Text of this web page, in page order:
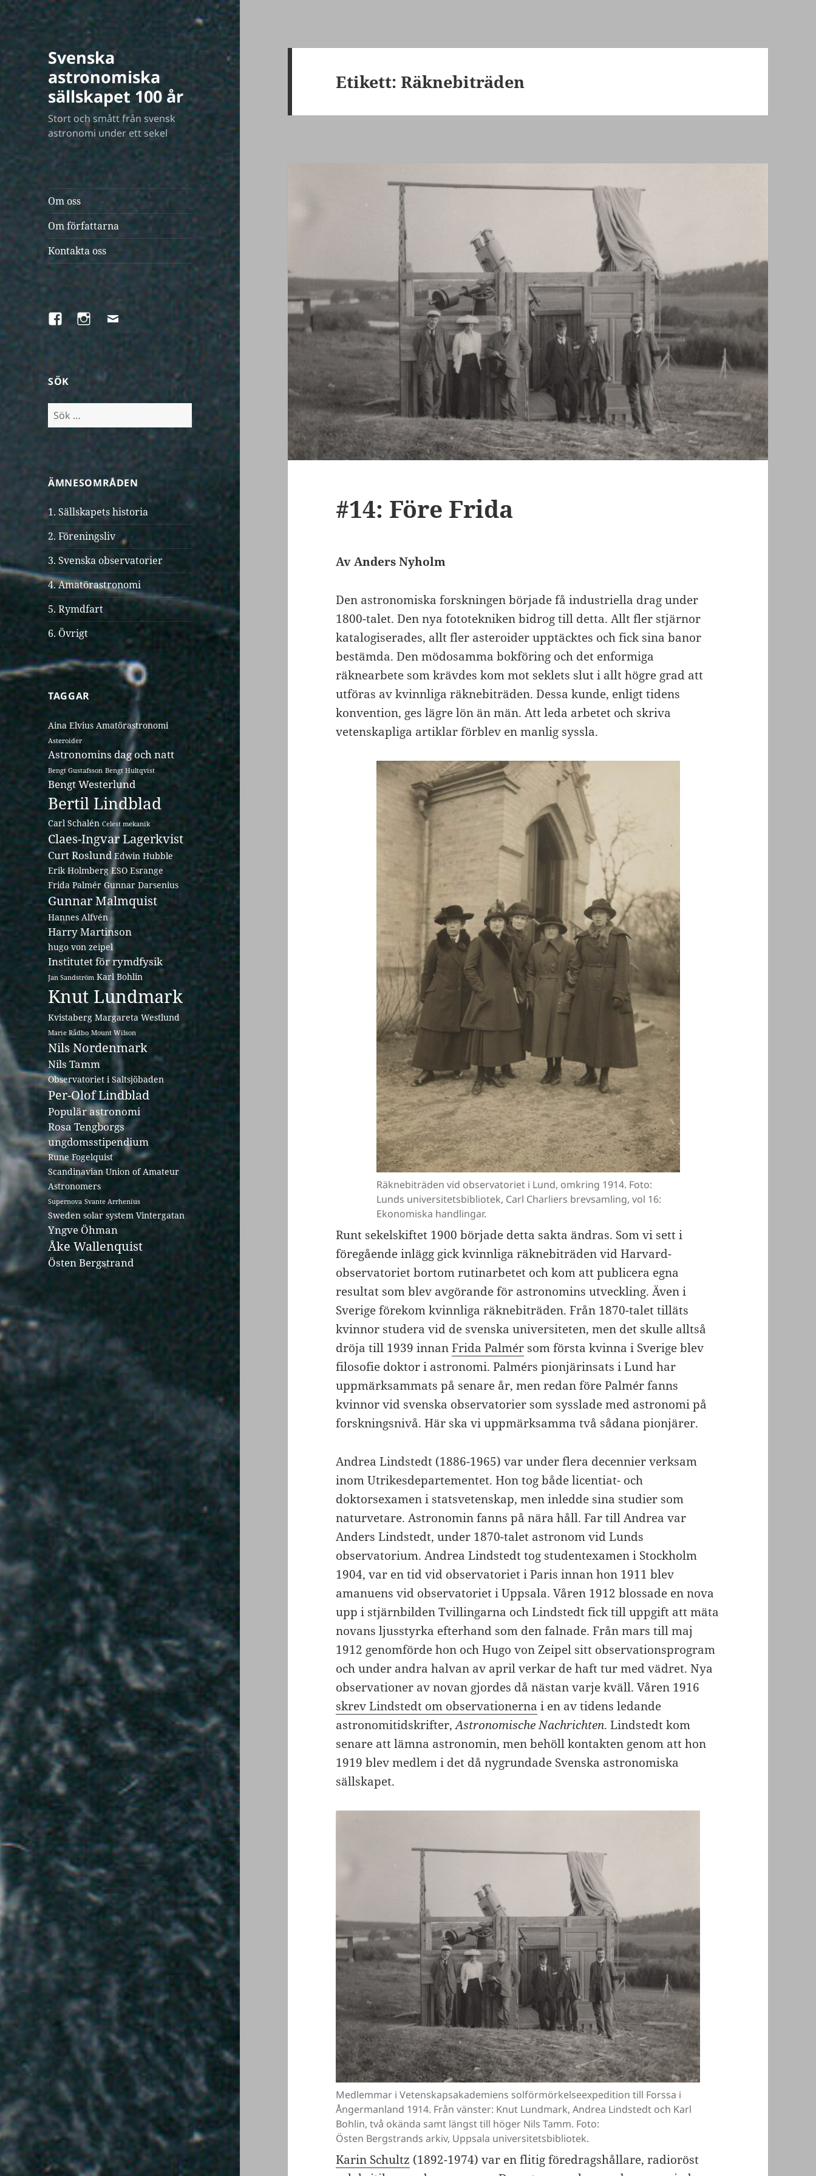
Svenska
astronomiska
sällskapet 100 år
Stort och smått från svensk
astronomi under ett sekel
Om oss
Om författarna
Kontakta oss
FacebookInstagram
E-
post
SÖK
Sök
efter:
ÄMNESOMRÅDEN
1. Sällskapets historia
2. Föreningsliv
3. Svenska observatorier
4. Amatörastronomi
5. Rymdfart
6. Övrigt
TAGGAR
Aina Elvius Amatörastronomi
Asteroider
Astronomins dag och natt
Bengt Gustafsson Bengt Hultqvist
Bengt Westerlund
Bertil Lindblad
Carl Schalén Celest mekanik
Claes-Ingvar Lagerkvist
Curt Roslund Edwin Hubble
Erik Holmberg ESO Esrange
Frida Palmér Gunnar Darsenius
Gunnar Malmquist
Hannes Alfvén
Harry Martinson
hugo von zeipel
Institutet för rymdfysik
Jan Sandström Karl Bohlin
Knut Lundmark
Kvistaberg Margareta Westlund
Marie Rådbo Mount Wilson
Nils Nordenmark
Nils Tamm
Observatoriet i Saltsjöbaden
Per-Olof Lindblad
Populär astronomi
Rosa Tengborgs
ungdomsstipendium
Rune Fogelquist
Scandinavian Union of Amateur
Astronomers
Supernova Svante Arrhenius
Sweden solar system Vintergatan
Yngve Öhman
Åke Wallenquist
Östen Bergstrand
Etikett:Räknebiträden
#14: Före Frida
Av Anders Nyholm
Den astronomiska forskningen började få industriella drag under
1800-talet. Den nya fototekniken bidrog till detta. Allt fler stjärnor
katalogiserades, allt fler asteroider upptäcktes och fick sina banor
bestämda. Den mödosamma bokföring och det enformiga
räknearbete som krävdes kom mot seklets slut i allt högre grad att
utföras av kvinnliga räknebiträden. Dessa kunde, enligt tidens
konvention, ges lägre lön än män. Att leda arbetet och skriva
vetenskapliga artiklar förblev en manlig syssla.
Räknebiträden vid observatoriet i Lund, omkring 1914. Foto:
Lunds universitetsbibliotek, Carl Charliers brevsamling, vol 16:
Ekonomiska handlingar.
Runt sekelskiftet 1900 började detta sakta ändras. Som vi sett i
föregående inlägg gick kvinnliga räknebiträden vid Harvard-
observatoriet bortom rutinarbetet och kom att publicera egna
resultat som blev avgörande för astronomins utveckling. Även i
Sverige förekom kvinnliga räknebiträden. Från 1870-talet tilläts
kvinnor studera vid de svenska universiteten, men det skulle alltså
dröja till 1939 innanFrida Palmér som första kvinna i Sverige blev
filosofie doktor i astronomi. Palmérs pionjärinsats i Lund har
uppmärksammats på senare år, men redan före Palmér fanns
kvinnor vid svenska observatorier som sysslade med astronomi på
forskningsnivå. Här ska vi uppmärksamma två sådana pionjärer.
Andrea Lindstedt (1886-1965) var under flera decennier verksam
inom Utrikesdepartementet. Hon tog både licentiat- och
doktorsexamen i statsvetenskap, men inledde sina studier som
naturvetare. Astronomin fanns på nära håll. Far till Andrea var
Anders Lindstedt, under 1870-talet astronom vid Lunds
observatorium. Andrea Lindstedt tog studentexamen i Stockholm
1904, var en tid vid observatoriet i Paris innan hon 1911 blev
amanuens vid observatoriet i Uppsala. Våren 1912 blossade en nova
upp i stjärnbilden Tvillingarna och Lindstedt fick till uppgift att mäta
novans ljusstyrka efterhand som den falnade. Från mars till maj
1912 genomförde hon och Hugo von Zeipel sitt observationsprogram
och under andra halvan av april verkar de haft tur med vädret. Nya
observationer av novan gjordes då nästan varje kväll. Våren 1916
skrev Lindstedt om observationerna i en av tidens ledande
astronomitidskrifter,Astronomische Nachrichten. Lindstedt kom
senare att lämna astronomin, men behöll kontakten genom att hon
1919 blev medlem i det då nygrundade Svenska astronomiska
sällskapet.
Medlemmar i Vetenskapsakademiens solförmörkelseexpedition till Forssa i
Ångermanland 1914. Från vänster: Knut Lundmark, Andrea Lindstedt och Karl
Bohlin, två okända samt längst till höger Nils Tamm. Foto:
Östen Bergstrands arkiv, Uppsala universitetsbibliotek.
Karin Schultz (1892-1974) var en flitig föredragshållare, radioröst